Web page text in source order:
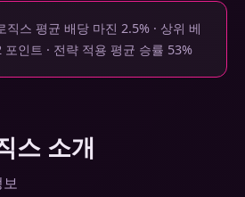
직스 평균 배당 마진 2.5% · 상위 베
인트 · 전략 적용 평균 승률 53%
스 소개